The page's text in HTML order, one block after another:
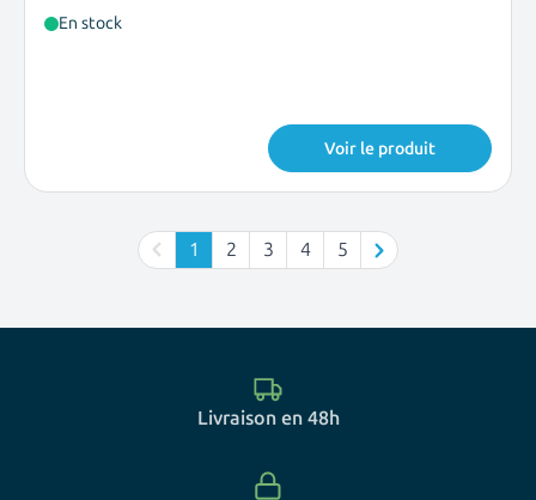
En stock
Voir le produit
Vous lisez actuellement la page
1
Page
2
Page
3
Page
4
Page
5
Livraison en 48h